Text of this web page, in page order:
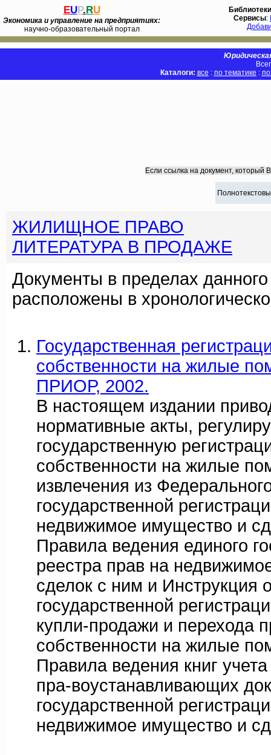
EUP.RU
Экономика и управление на предприятиях:
научно-образовательный портал
Библиотеки
Сервисы:
Каталоги: все : по тематике :
Если ссылка на документ, который
ЖИЛИЩНОЕ ПРАВО
ЛИТЕРАТУРА В ПРОДАЖЕ
Документы в пределах
расположены в
Государственная
собственности на жилые
ПРИОР, 2002.
В настоящем издании
нормативные акты,
государственную
собственности на жилые
извлечения из
государственной
недвижимое имущество и
Правила ведения единого
реестра прав на
сделок с ним и Инструкция
государственной
купли-продажи и перехода
собственности на жилые
Правила ведения книг
пра-воустанавливающих
государственной
недвижимое имущество и